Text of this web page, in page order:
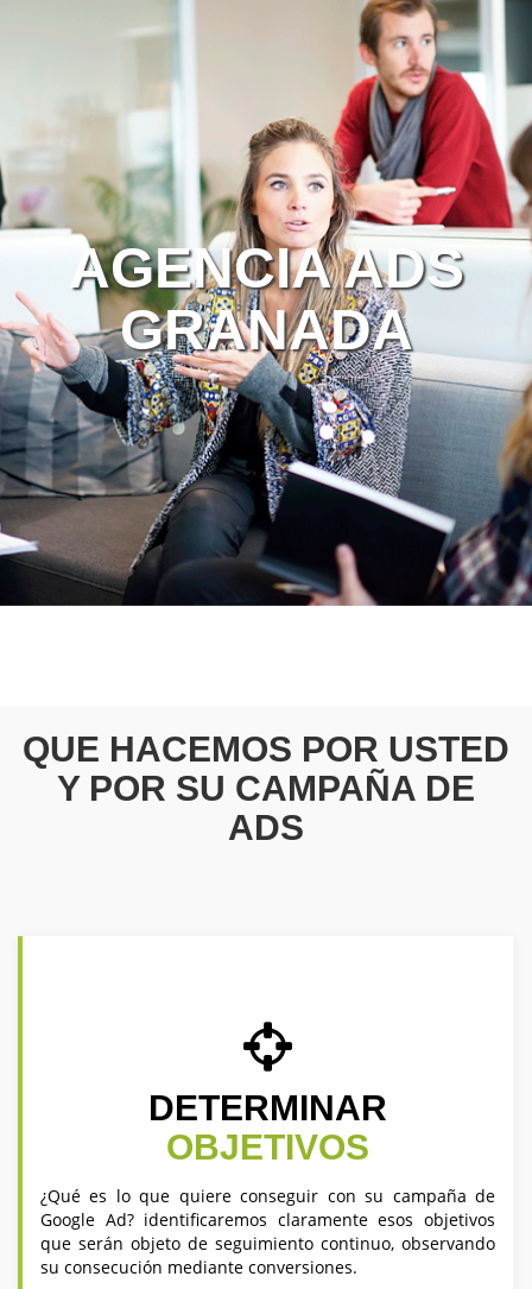
AGENCIA ADS
GRANADA
QUE HACEMOS POR USTED
Y POR SU CAMPAÑA DE
ADS
DETERMINAR
OBJETIVOS
¿Qué es lo que quiere conseguir con su campaña de
Google Ad? identificaremos claramente esos objetivos
que serán objeto de seguimiento continuo, observando
su consecución mediante conversiones.